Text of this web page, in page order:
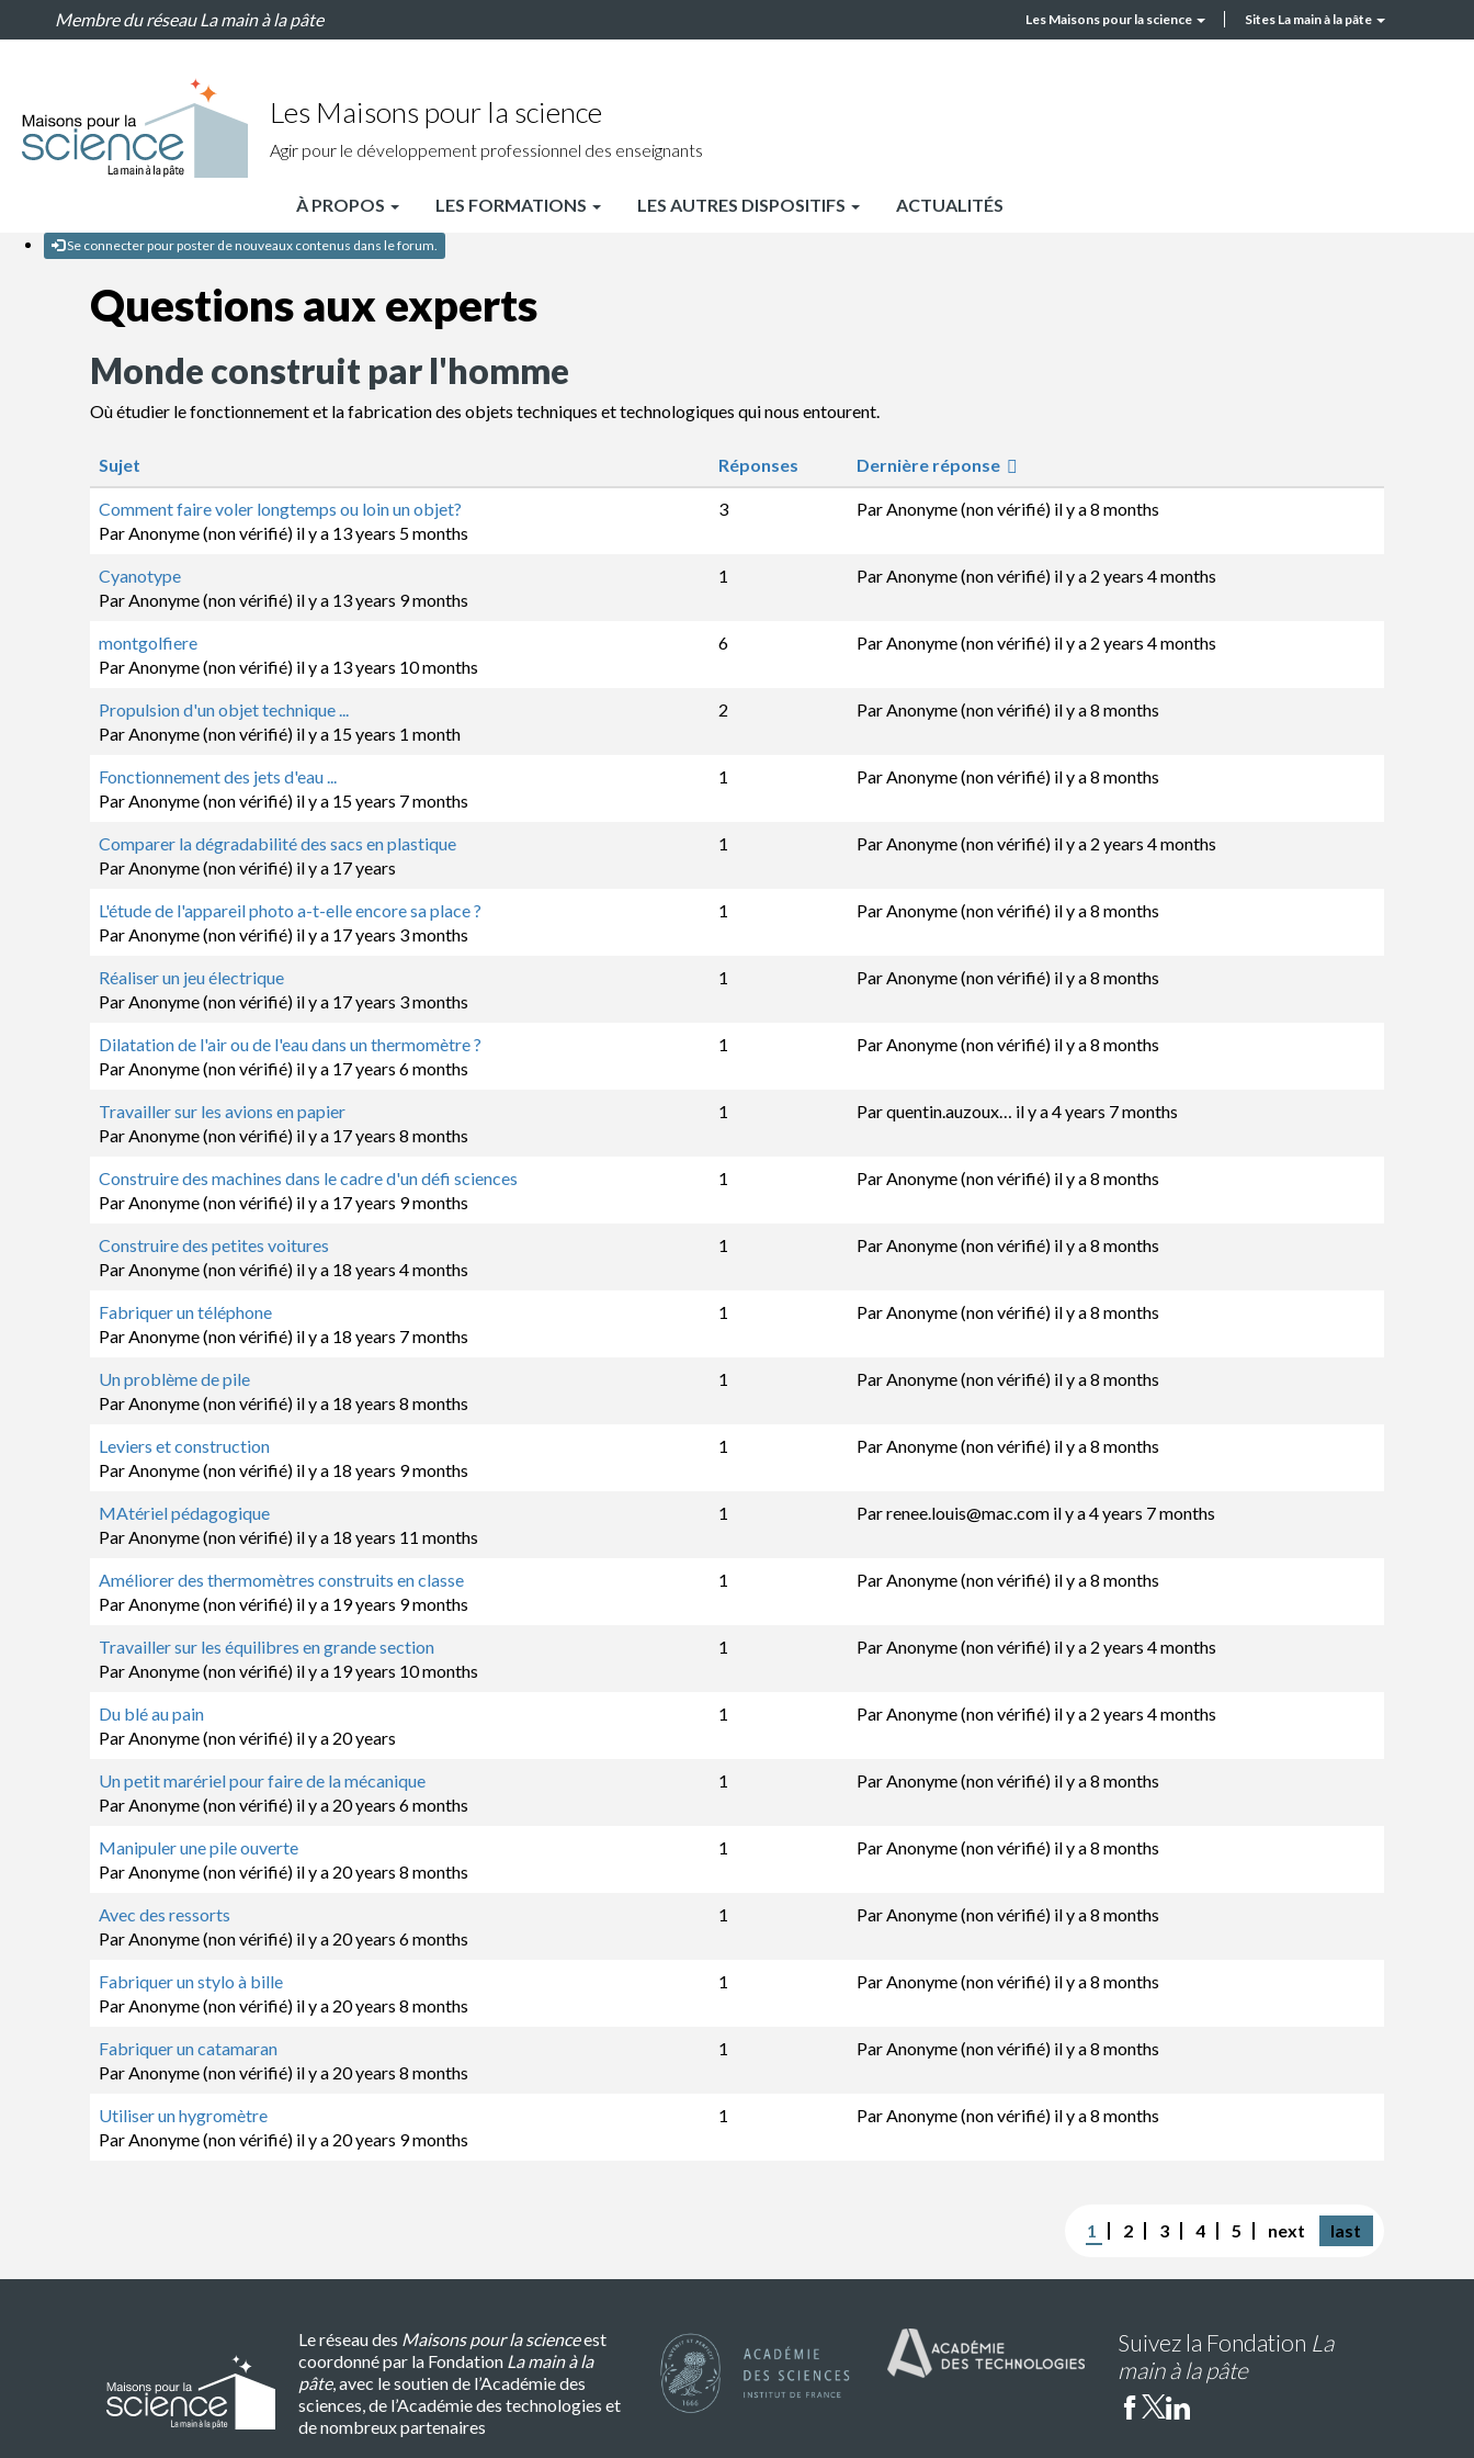
construit
Membre du réseau La main à la pâte
MPLS
Les Maisons pour la science Sites La main à la pâte
Les Maisons pour la science
Agir pour le développement professionnel des enseignants
MPLS
Nav
principale
À PROPOS LES FORMATIONS LES AUTRES DISPOSITIFS ACTUALITÉS
Se connecter pour poster de nouveaux contenus dans le forum.
Questions aux experts
Monde construit par l'homme
Où étudier le fonctionnement et la fabrication des objets techniques et technologiques qui nous entourent.
Sujet Réponses Dernière réponse
Sujet
normal
Comment faire voler longtemps ou loin un objet?
ParAnonyme (non vérifié) il y a 13 years 5 months
3 ParAnonyme (non vérifié) il y a 8 months
Sujet
normal
Cyanotype
ParAnonyme (non vérifié) il y a 13 years 9 months
1 ParAnonyme (non vérifié) il y a 2 years 4 months
Sujet
normal
montgolfiere
ParAnonyme (non vérifié) il y a 13 years 10 months
6 ParAnonyme (non vérifié) il y a 2 years 4 months
Sujet
normal
Propulsion d'un objet technique ...
ParAnonyme (non vérifié) il y a 15 years 1 month
2 ParAnonyme (non vérifié) il y a 8 months
Sujet
normal
Fonctionnement des jets d'eau ...
ParAnonyme (non vérifié) il y a 15 years 7 months
1 ParAnonyme (non vérifié) il y a 8 months
Sujet
normal
Comparer la dégradabilité des sacs en plastique
ParAnonyme (non vérifié) il y a 17 years
1 ParAnonyme (non vérifié) il y a 2 years 4 months
Sujet
normal
L'étude de l'appareil photo a-t-elle encore sa place ?
ParAnonyme (non vérifié) il y a 17 years 3 months
1 ParAnonyme (non vérifié) il y a 8 months
Sujet
normal
Réaliser un jeu électrique
ParAnonyme (non vérifié) il y a 17 years 3 months
1 ParAnonyme (non vérifié) il y a 8 months
Sujet
normal
Dilatation de l'air ou de l'eau dans un thermomètre ?
ParAnonyme (non vérifié) il y a 17 years 6 months
1 ParAnonyme (non vérifié) il y a 8 months
Sujet
normal
Travailler sur les avions en papier
ParAnonyme (non vérifié) il y a 17 years 8 months
1 Parquentin.auzoux… il y a 4 years 7 months
Sujet
normal
Construire des machines dans le cadre d'un défi sciences
ParAnonyme (non vérifié) il y a 17 years 9 months
1 ParAnonyme (non vérifié) il y a 8 months
Sujet
normal
Construire des petites voitures
ParAnonyme (non vérifié) il y a 18 years 4 months
1 ParAnonyme (non vérifié) il y a 8 months
Sujet
normal
Fabriquer un téléphone
ParAnonyme (non vérifié) il y a 18 years 7 months
1 ParAnonyme (non vérifié) il y a 8 months
Sujet
normal
Un problème de pile
ParAnonyme (non vérifié) il y a 18 years 8 months
1 ParAnonyme (non vérifié) il y a 8 months
Sujet
normal
Leviers et construction
ParAnonyme (non vérifié) il y a 18 years 9 months
1 ParAnonyme (non vérifié) il y a 8 months
Sujet
normal
MAtériel pédagogique
ParAnonyme (non vérifié) il y a 18 years 11 months
1 Parrenee.louis@mac.com il y a 4 years 7 months
Sujet
normal
Améliorer des thermomètres construits en classe
ParAnonyme (non vérifié) il y a 19 years 9 months
1 ParAnonyme (non vérifié) il y a 8 months
Sujet
normal
Travailler sur les équilibres en grande section
ParAnonyme (non vérifié) il y a 19 years 10 months
1 ParAnonyme (non vérifié) il y a 2 years 4 months
Sujet
normal
Du blé au pain
ParAnonyme (non vérifié) il y a 20 years
1 ParAnonyme (non vérifié) il y a 2 years 4 months
Sujet
normal
Un petit marériel pour faire de la mécanique
ParAnonyme (non vérifié) il y a 20 years 6 months
1 ParAnonyme (non vérifié) il y a 8 months
Sujet
normal
Manipuler une pile ouverte
ParAnonyme (non vérifié) il y a 20 years 8 months
1 ParAnonyme (non vérifié) il y a 8 months
Sujet
normal
Avec des ressorts
ParAnonyme (non vérifié) il y a 20 years 6 months
1 ParAnonyme (non vérifié) il y a 8 months
Sujet
normal
Fabriquer un stylo à bille
ParAnonyme (non vérifié) il y a 20 years 8 months
1 ParAnonyme (non vérifié) il y a 8 months
Sujet
normal
Fabriquer un catamaran
ParAnonyme (non vérifié) il y a 20 years 8 months
1 ParAnonyme (non vérifié) il y a 8 months
Sujet
normal
Utiliser un hygromètre
ParAnonyme (non vérifié) il y a 20 years 9 months
1 ParAnonyme (non vérifié) il y a 8 months
Page
courante
1 Page
2 Page
3 Page
4 Page
5
Page
suivante
next
Dernière
page
last
Le réseau des Maisons pour la scienceest
coordonné par la Fondation La main à la
pâte, avec le soutien de l’Académie des
sciences, de l’Académie des technologies et
de nombreux partenaires
Suivez la Fondation La
main à la pâte